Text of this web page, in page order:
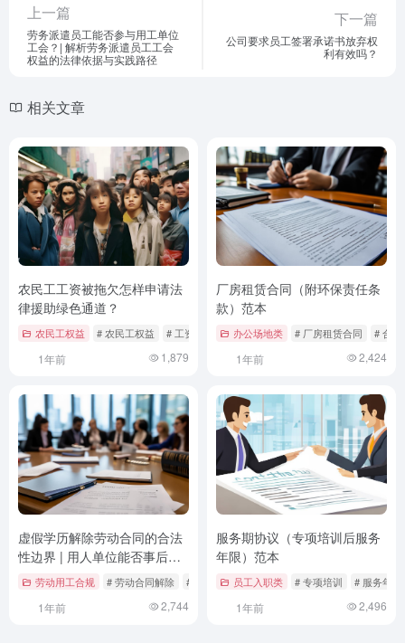
上一篇
劳务派遣员工能否参与用工单位
工会？| 解析劳务派遣员工工会
权益的法律依据与实践路径
下一篇
公司要求员工签署承诺书放弃权
利有效吗？
相关文章
农民工工资被拖欠怎样申请法
律援助绿色通道？
农民工权益 # 农民工权益 # 工资拖欠 # 案例分析
1年前 1,879
厂房租赁合同（附环保责任条
款）范本
办公场地类 # 厂房租赁合同 # 合同
1年前 2,424
虚假学历解除劳动合同的合法
性边界 | 用人单位能否事后以
工作能力达标主张撤销解雇决
定？
劳动用工合规 # 劳动合同解除 # 劳动法 # 司法实践
1年前 2,744
服务期协议（专项培训后服务
年限）范本
员工入职类 # 专项培训 # 服务年限
1年前 2,496